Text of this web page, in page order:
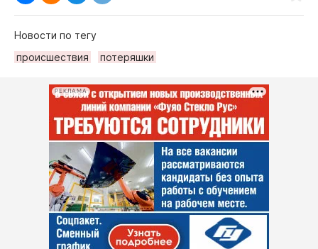
Новости по тегу
происшествия
потеряшки
РЕКЛАМА